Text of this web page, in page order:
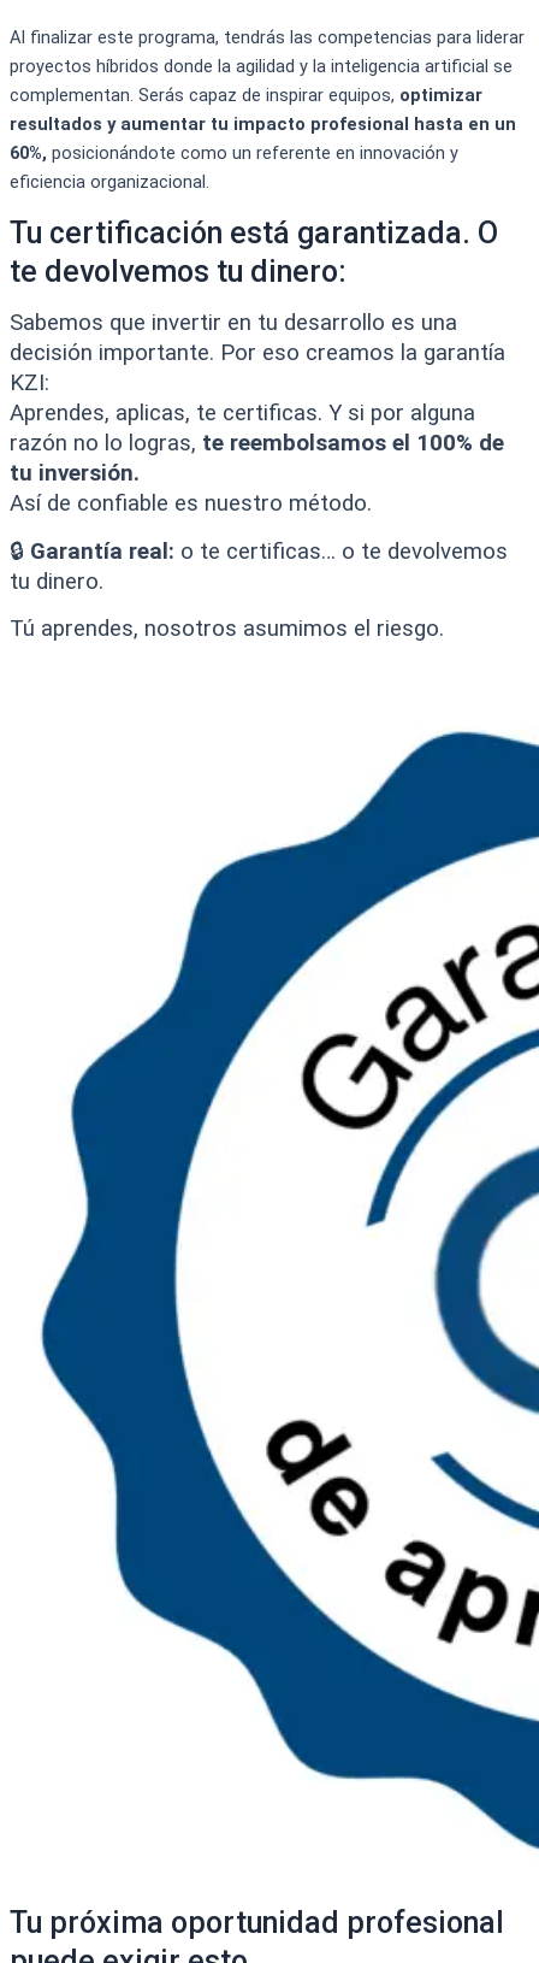
Al finalizar este programa, tendrás las competencias para liderar
proyectos híbridos donde la agilidad y la inteligencia artificial se
complementan. Serás capaz de inspirar equipos, optimizar
resultados y aumentar tu impacto profesional hasta en un
60%, posicionándote como un referente en innovación y
eficiencia organizacional.
Tu certificación está garantizada. O
te devolvemos tu dinero:
Sabemos que invertir en tu desarrollo es una
decisión importante. Por eso creamos la garantía
KZI:
Aprendes, aplicas, te certificas. Y si por alguna
razón no lo logras, te reembolsamos el 100% de
tu inversión.
Así de confiable es nuestro método.
🔒 Garantía real: o te certificas… o te devolvemos
tu dinero.
Tú aprendes, nosotros asumimos el riesgo.
Tu próxima oportunidad profesional